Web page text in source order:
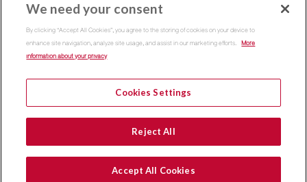
Copyright 2015Thammasat Business School | All Rights
Reserved
We need your consent
By clicking “Accept All Cookies”, you agree to the storing of cookies on your device to
enhance site navigation, analyze site usage, and assist in our marketing efforts. More
information about your privacy
Cookies Settings
Reject All
Accept All Cookies